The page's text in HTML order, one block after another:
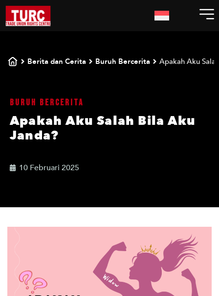
Berita dan Cerita Buruh Bercerita Apakah Aku
Buruh Bercerita
Apakah Aku Salah Bila Aku
Janda?
10 Februari 2025